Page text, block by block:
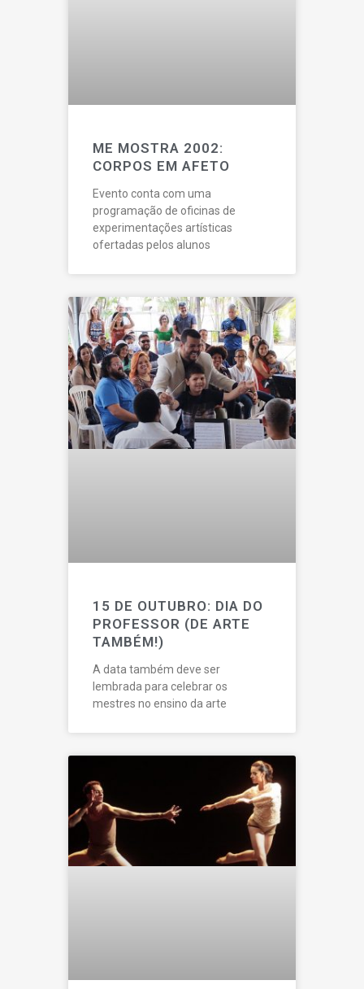
ME MOSTRA 2002:
CORPOS EM AFETO
Evento conta com uma
programação de oficinas de
experimentações artísticas
ofertadas pelos alunos
15 DE OUTUBRO: DIA DO
PROFESSOR (DE ARTE
TAMBÉM!)
A data também deve ser
lembrada para celebrar os
mestres no ensino da arte